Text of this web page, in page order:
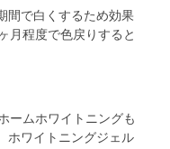
間で白くするため効果
月程度で色戻りすると
ームホワイトニングも
ホワイトニングジェル